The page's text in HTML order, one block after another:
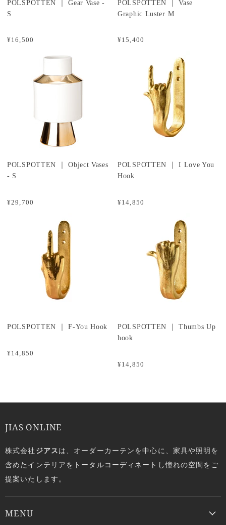
¥16,500
POLSPOTTEN ｜ Gear Vase -
S
¥15,400
POLSPOTTEN ｜ Vase
Graphic Luster M
¥29,700
POLSPOTTEN ｜ Object Vases
- S
¥14,850
POLSPOTTEN ｜ I Love You
Hook
¥14,850
POLSPOTTEN ｜ F-You Hook
¥14,850
POLSPOTTEN ｜ Thumbs Up
hook
JIAS ONLINE
株式会社 ジアスは、オーダーカーテンを中心に、家具や照明を
含めたインテリアをトータルコーディネートし憧れの空間をご
提案いたします。
MENU